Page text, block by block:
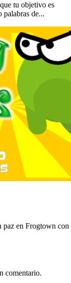
tu objetivo es
palabras de...
paz en Frogtown con
comentario.